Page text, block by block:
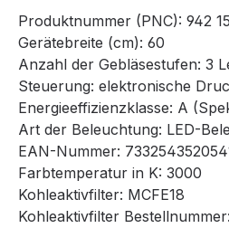
Produktnummer (PNC): 942
Gerätebreite (cm): 60
Anzahl der Gebläsestufen: 3
Steuerung: elektronische
Energieeffizienzklasse: A
Art der Beleuchtung: LED-
EAN-Nummer:
Farbtemperatur in K: 3000
Kohleaktivfilter: MCFE18
Kohleaktivfilter